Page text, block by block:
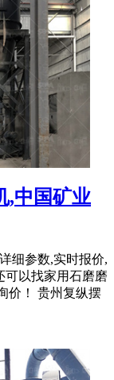
,中国矿业
细参数,实时报价,
可以找家用石磨磨
价！ 贵州复纵摆